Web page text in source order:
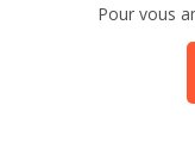
Pour vous